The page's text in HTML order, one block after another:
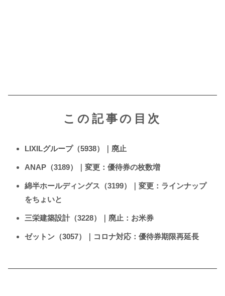
この記事の目次
LIXILグループ（5938）｜廃止
ANAP（3189）｜変更：優待券の枚数増
綿半ホールディングス（3199）｜変更：ラインナップ
をちょいと
三栄建築設計（3228）｜廃止：お米券
ゼットン（3057）｜コロナ対応：優待券期限再延長